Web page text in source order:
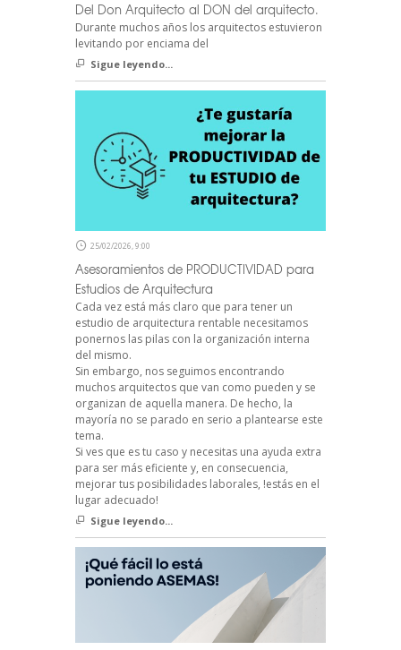
Del Don Arquitecto al DON del arquitecto.
Durante muchos años los arquitectos estuvieron
levitando por enciama del
Sigue leyendo...
25/02/2026, 9:00
Asesoramientos de PRODUCTIVIDAD para
Estudios de Arquitectura
Cada vez está más claro que para tener un
estudio de arquitectura rentable necesitamos
ponernos las pilas con la organización interna
del mismo.
Sin embargo, nos seguimos encontrando
muchos arquitectos que van como pueden y se
organizan de aquella manera. De hecho, la
mayoría no se parado en serio a plantearse este
tema.
Si ves que es tu caso y necesitas una ayuda extra
para ser más eficiente y, en consecuencia,
mejorar tus posibilidades laborales, !estás en el
lugar adecuado!
Sigue leyendo...